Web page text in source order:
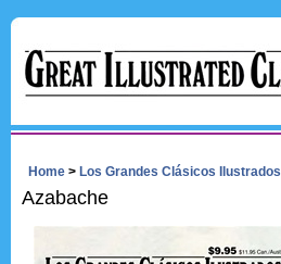
Home > Los Grandes Clásicos Ilustrados
Azabache